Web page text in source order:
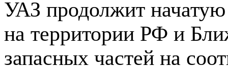
УАЗ продолжит
на территории РФ и
запасных частей на